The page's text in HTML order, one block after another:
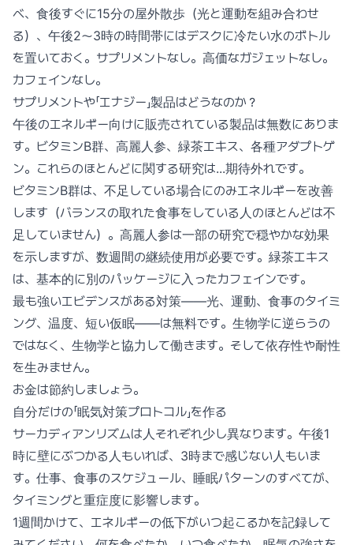
べ、食後すぐに15分の屋外散歩（光と運動を組み合わせ
る）、午後2〜3時の時間帯にはデスクに冷たい水のボトル
を置いておく。サプリメントなし。高価なガジェットなし。
カフェインなし。
サプリメントや「エナジー」製品はどうなのか？
午後のエネルギー向けに販売されている製品は無数にありま
す。ビタミンB群、高麗人参、緑茶エキス、各種アダプトゲ
ン。これらのほとんどに関する研究は...期待外れです。
ビタミンB群は、不足している場合にのみエネルギーを改善
します（バランスの取れた食事をしている人のほとんどは不
足していません）。高麗人参は一部の研究で穏やかな効果
を示しますが、数週間の継続使用が必要です。緑茶エキス
は、基本的に別のパッケージに入ったカフェインです。
最も強いエビデンスがある対策——光、運動、食事のタイミ
ング、温度、短い仮眠——は無料です。生物学に逆らうの
ではなく、生物学と協力して働きます。そして依存性や耐性
を生みません。
お金は節約しましょう。
自分だけの「眠気対策プロトコル」を作る
サーカディアンリズムは人それぞれ少し異なります。午後1
時に壁にぶつかる人もいれば、3時まで感じない人もいま
す。仕事、食事のスケジュール、睡眠パターンのすべてが、
タイミングと重症度に影響します。
1週間かけて、エネルギーの低下がいつ起こるかを記録して